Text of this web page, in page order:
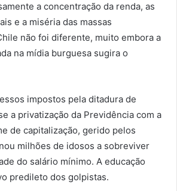
a concentração da renda, as
e a miséria das massas
não foi diferente, muito embora a
na mídia burguesa sugira o
impostos pela ditadura de
a privatização da Previdência com a
de capitalização, gerido pelos
milhões de idosos a sobreviver
do salário mínimo. A educação
predileto dos golpistas.